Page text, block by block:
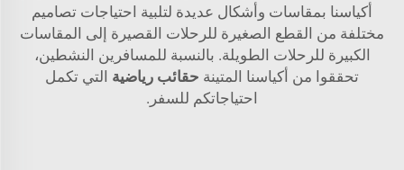
أكياسنا بمقاسات وأشكال عديدة لتلبية احتياجات تصاميم
مختلفة من القطع الصغيرة للرحلات القصيرة إلى المقاسات
الكبيرة للرحلات الطويلة. بالنسبة للمسافرين النشطين،
تحققوا من أكياسنا المتينة حقائب رياضية التي تكمل
احتياجاتكم للسفر.